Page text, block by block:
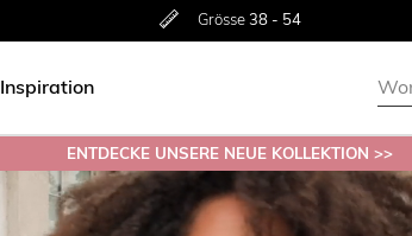
Ohne Versandkosten ab 50€
Grösse38 - 54
Rückgabe innerhalb 30 Tagen
Inspiration
ENTDECKE UNSERE NEUE KOLLEKTION >>